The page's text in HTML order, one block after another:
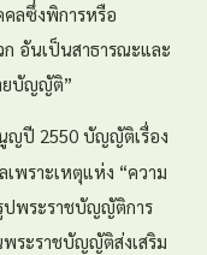
คลซึ่งพิการหรือ
อันเป็นสาธารณะและ
ยบัญญัติ”
ญปี 2550 บัญญัติเรื่อง
พราะเหตุแห่ง “ความ
ปพระราชบัญญัติการ
ระราชบัญญัติส่งเสริม